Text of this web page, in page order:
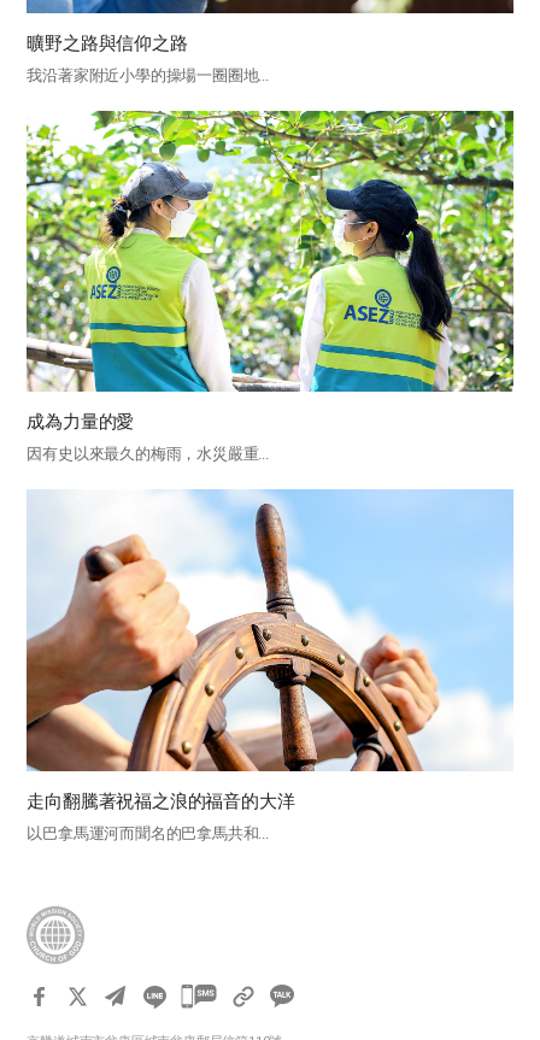
曠野之路與信仰之路
我沿著家附近小學的操場一圈圈地...
成為力量的愛
因有史以來最久的梅雨，水災嚴重...
走向翻騰著祝福之浪的福音的大洋
以巴拿馬運河而聞名的巴拿馬共和...
카